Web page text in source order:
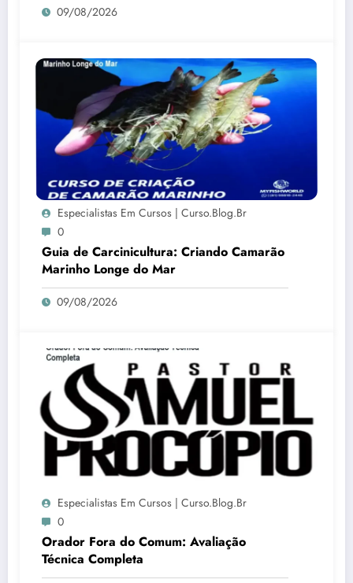
09/08/2026
Especialistas Em Cursos | Curso.blog.br
0
Guia de Carcinicultura: Criando Camarão
Marinho Longe do Mar
09/08/2026
Especialistas Em Cursos | Curso.blog.br
0
Orador Fora do Comum: Avaliação
Técnica Completa